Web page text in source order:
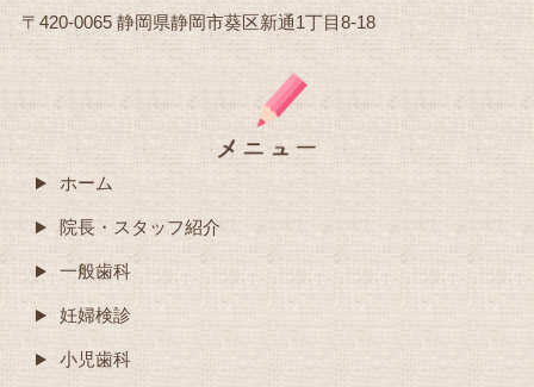
〒420-0065 静岡県静岡市葵区新通1丁目8-18
ホーム
院長・スタッフ紹介
一般歯科
妊婦検診
小児歯科